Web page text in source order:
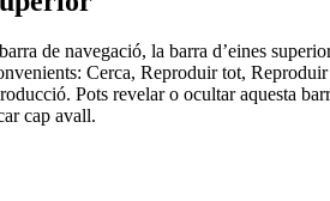
de navegació, la barra d’eines
Cerca, Reproduir tot, Reproduir
Pots revelar o ocultar aquesta
cap avall.